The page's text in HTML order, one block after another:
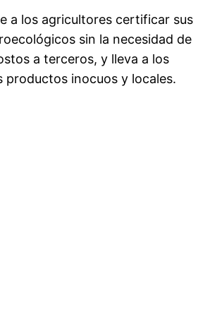
a los agricultores certificar sus
sin la necesidad de
a terceros, y lleva a los
productos inocuos y locales.